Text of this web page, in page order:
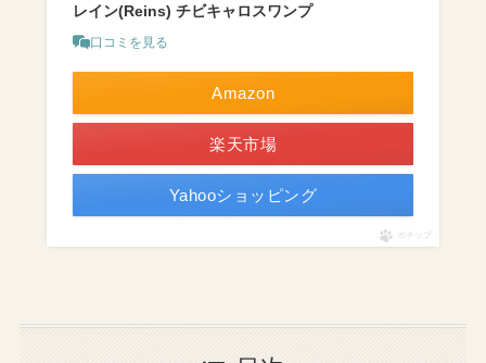
レイン(Reins) チビキャロスワンプ
口コミを見る
Amazon
楽天市場
Yahooショッピング
ポチップ